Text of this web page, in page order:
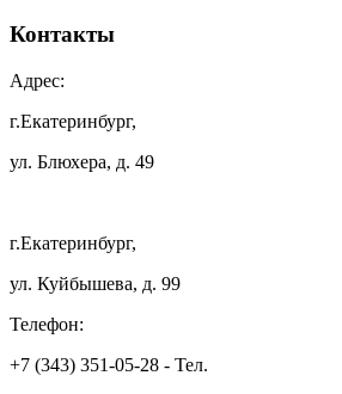
Контакты
Адрес:
г.Екатеринбург,
ул. Блюхера, д. 49
г.Екатеринбург,
ул. Куйбышева, д. 99
Телефон:
+7 (343) 351-05-28 - Тел.